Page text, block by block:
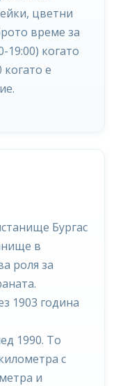
цветни
време за
19:00) когато
когато е
Бургас
в
роля за
1903 година
1990. То
с
и